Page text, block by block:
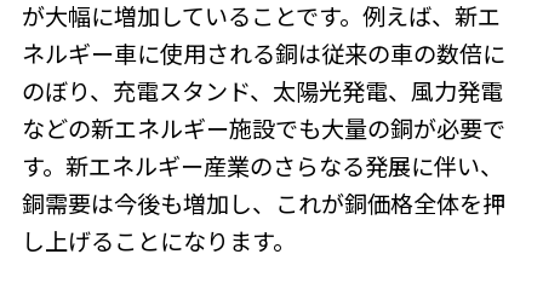
が大幅に増加していることです。例えば、新エ
ネルギー車に使用される銅は従来の車の数倍に
のぼり、充電スタンド、太陽光発電、風力発電
などの新エネルギー施設でも大量の銅が必要で
す。新エネルギー産業のさらなる発展に伴い、
銅需要は今後も増加し、これが銅価格全体を押
し上げることになります。